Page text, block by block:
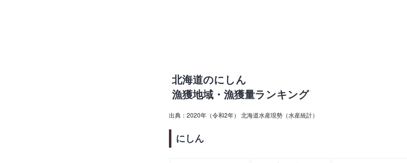
北海道のにしん
漁獲地域・漁獲量ランキング
出典：2020年（令和2年） 北海道水産現勢（水産統計）
にしん